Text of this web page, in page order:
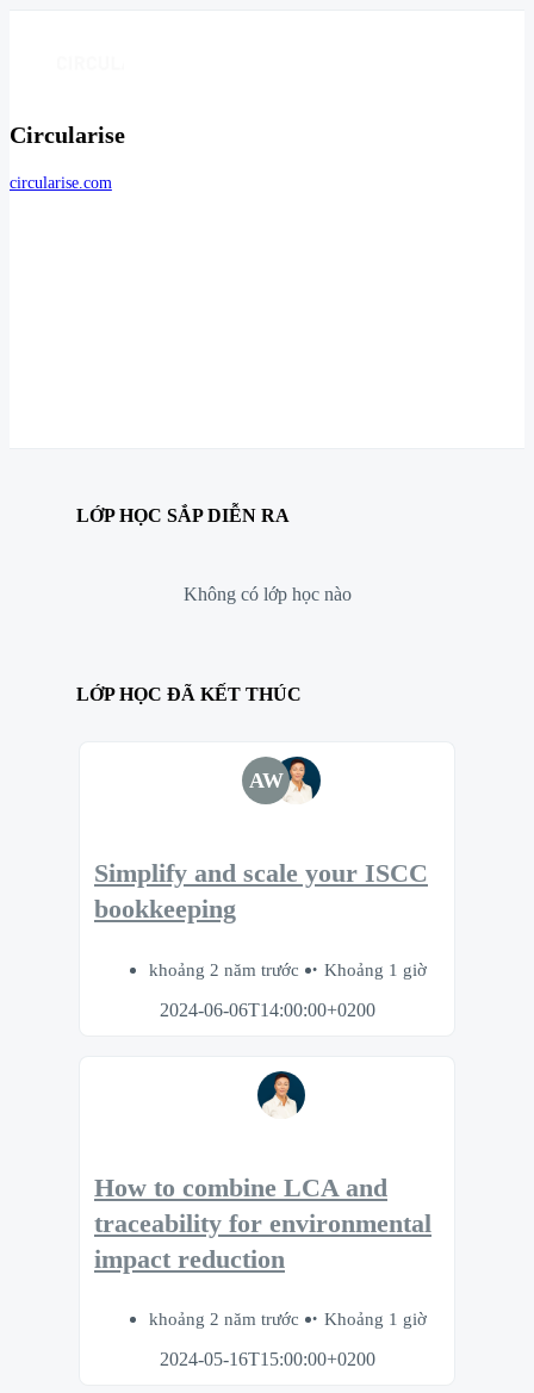
Circularise
circularise.com
LỚP HỌC SẮP DIỄN RA
Không có lớp học nào
LỚP HỌC ĐÃ KẾT THÚC
AW
Simplify and scale your ISCC
bookkeeping
khoảng 2 năm trước
Khoảng 1 giờ
2024-06-06T14:00:00+0200
How to combine LCA and
traceability for environmental
impact reduction
khoảng 2 năm trước
Khoảng 1 giờ
2024-05-16T15:00:00+0200